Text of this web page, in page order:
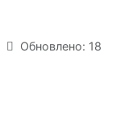
Обновлено: 18